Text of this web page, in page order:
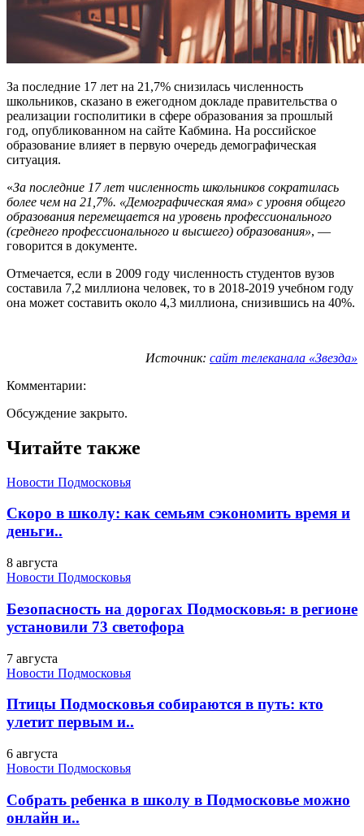
За последние 17 лет на 21,7% снизилась численность
школьников, сказано в ежегодном докладе правительства о
реализации госполитики в сфере образования за прошлый
год, опубликованном на сайте Кабмина. На российское
образование влияет в первую очередь демографическая
ситуация.
«За последние 17 лет численность школьников сократилась
более чем на 21,7%. «Демографическая яма» с уровня общего
образования перемещается на уровень профессионального
(среднего профессионального и высшего) образования», —
говорится в документе.
Отмечается, если в 2009 году численность студентов вузов
составила 7,2 миллиона человек, то в 2018-2019 учебном году
она может составить около 4,3 миллиона, снизившись на 40%.
Источник: сайт телеканала «Звезда»
Комментарии:
Обсуждение закрыто.
Читайте также
Новости Подмосковья
Скоро в школу: как семьям сэкономить время и
деньги..
8 августа
Новости Подмосковья
Безопасность на дорогах Подмосковья: в регионе
установили 73 светофора
7 августа
Новости Подмосковья
Птицы Подмосковья собираются в путь: кто
улетит первым и..
6 августа
Новости Подмосковья
Собрать ребенка в школу в Подмосковье можно
онлайн и..